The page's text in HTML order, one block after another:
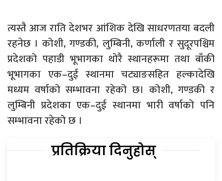
त्यस्तै आज राति देशभर आंशिक देखि साधरणतया बदली
रहनेछ । कोशी, गण्डकी, लुम्बिनी, कर्णाली र सुदूरपश्चिम
प्रदेशको पहाडी भूभागका थोरै स्थानहरूमा तथा बाँकी
भूभागका एक–दुई स्थानमा चट्याङसहित हल्कादेखि
मध्यम वर्षाको सम्भावना रहेको छ। कोशी, गण्डकी र
लुम्बिनी प्रदेशका एक–दुई स्थानमा भारी वर्षाको पनि
सम्भावना रहेको छ ।
प्रतिक्रिया दिनुहोस्